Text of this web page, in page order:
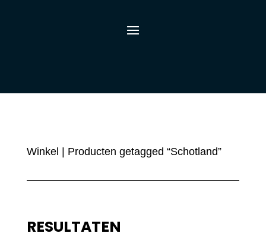
Winkel | Producten getagged “Schotland”
RESULTATEN